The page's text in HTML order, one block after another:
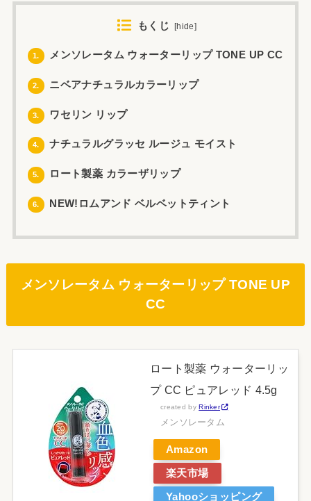
もくじ [hide]
1. メンソレータム ウォーターリップ TONE UP CC
2. ニベアナチュラルカラーリップ
3. ワセリン リップ
4. ナチュラルグラッセ ルージュ モイスト
5. ロート製薬 カラーザリップ
6. NEW!ロムアンド ベルベットティント
メンソレータム ウォーターリップ TONE UP
CC
ロート製薬 ウォーターリッ
プ CC ピュアレッド 4.5g
created byRinker
メンソレータム
Amazon
楽天市場
Yahooショッピング